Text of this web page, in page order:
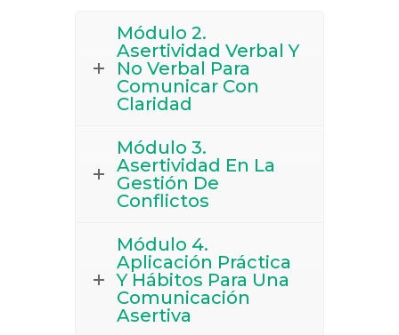
Módulo 2.
Asertividad Verbal Y
No Verbal Para
Comunicar Con
Claridad
Módulo 3.
Asertividad En La
Gestión De
Conflictos
Módulo 4.
Aplicación Práctica
Y Hábitos Para Una
Comunicación
Asertiva